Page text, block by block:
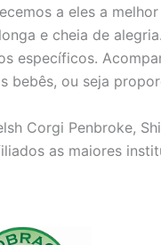
a eles a
e cheia de alegria.
específicos.
bebês, ou seja
Corgi Penbroke,
as maiores